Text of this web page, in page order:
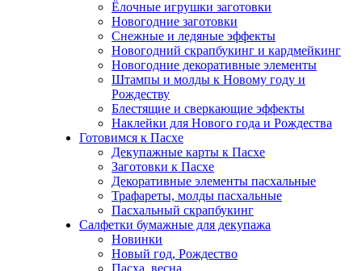
Ёлочные игрушки заготовки
Новогодние заготовки
Снежные и ледяные эффекты
Новогодний скрапбукинг и кардмейкинг
Новогодние декоративные элементы
Штампы и молды к Новому году и
Рождеству
Блестящие и сверкающие эффекты
Наклейки для Нового года и Рождества
Готовимся к Пасхе
Декупажные карты к Пасхе
Заготовки к Пасхе
Декоративные элементы пасхальные
Трафареты, молды пасхальные
Пасхальный скрапбукинг
Салфетки бумажные для декупажа
Новинки
Новый год, Рождество